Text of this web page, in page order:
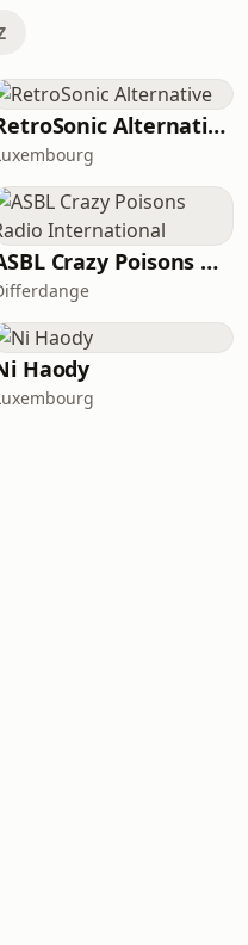
RetroSonic Alternative
ASBL Crazy Poisons Radio International
Haody